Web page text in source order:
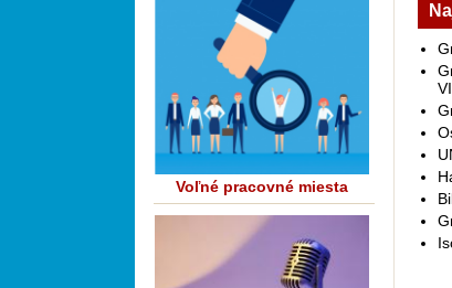
Voľné pracovné miesta